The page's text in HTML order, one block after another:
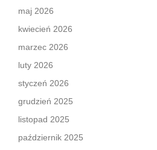
maj 2026
kwiecień 2026
marzec 2026
luty 2026
styczeń 2026
grudzień 2025
listopad 2025
październik 2025